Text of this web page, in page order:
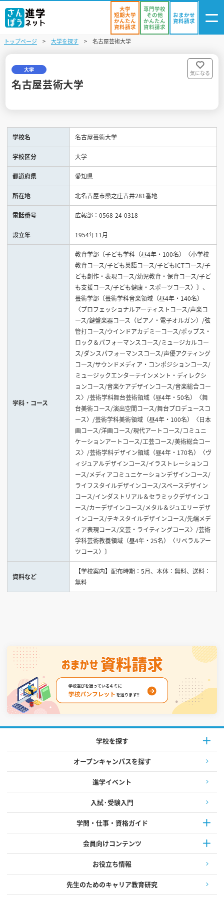
資料リスト
進学イベント
入試・受験入門
お役立ち情報
見学会WEB手引書
校内オンラインガイダンス
アンケートフォーム（学校用）
大学
短期大学
かんたん
資料請求
専門学校
その他
かんたん
資料請求
おまかせ
資料請求
トップページ 大学を探す 名古屋芸術大学
大学
名古屋芸術大学
気になる
学校名 名古屋芸術大学
学校区分 大学
都道府県 愛知県
所在地 北名古屋市熊之庄古井281番地
電話番号 広報部：0568-24-0318
設立年 1954年11月
学科・コース
教育学部〔子ども学科（昼4年・100名）〈小学校
教育コース/子ども英語コース/子どもICTコース/子
ども創作・表現コース/幼児教育・保育コース/子ど
も支援コース/子ども健康・スポーツコース〉〕、
芸術学部〔芸術学科音楽領域（昼4年・140名）
〈プロフェッショナルアーティストコース/声楽コ
ース/鍵盤楽器コース（ピアノ・電子オルガン）/弦
管打コース/ウインドアカデミーコース/ポップス・
ロック＆パフォーマンスコース/ミュージカルコー
ス/ダンスパフォーマンスコース/声優アクティング
コース/サウンドメディア・コンポジションコース/
ミュージックエンターテインメント・ディレクシ
ョンコース/音楽ケアデザインコース/音楽総合コー
ス〉/芸術学科舞台芸術領域（昼4年・50名）〈舞
台美術コース/演出空間コース/舞台プロデュースコ
ース〉/芸術学科美術領域（昼4年・100名）〈日本
画コース/洋画コース/現代アートコース/コミュニ
ケーションアートコース/工芸コース/美術総合コー
ス〉/芸術学科デザイン領域（昼4年・170名）〈ヴ
ィジュアルデザインコース/イラストレーションコ
ース/メディアコミュニケーションデザインコース/
ライフスタイルデザインコース/スペースデザイン
コース/インダストリアル＆セラミックデザインコ
ース/カーデザインコース/メタル＆ジュエリーデザ
インコース/テキスタイルデザインコース/先端メデ
ィア表現コース/文芸・ライティングコース〉/芸術
学科芸術教養領域（昼4年・25名）〈リベラルアー
ツコース〉〕
資料など
【学校案内】配布時期：5月、本体：無料、送料：
無料
学校を探す
オープンキャンパスを探す
進学イベント
入試·受験入門
学問・仕事・資格ガイド
会員向けコンテンツ
お役立ち情報
先生のためのキャリア教育研究